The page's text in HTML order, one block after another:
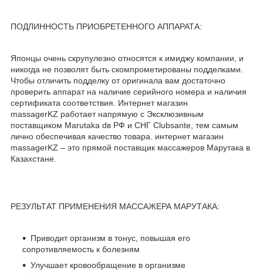
ПОДЛИННОСТЬ ПРИОБРЕТЕННОГО АППАРАТА:
Японцы очень скрупулезно относятся к имиджу компании, и
никогда не позволят быть скомпрометированы подделками.
Чтобы отличить подделку от оригинала вам достаточно
проверить аппарат на наличие серийного номера и наличия
сертификата соответствия. Интернет магазин
massagerKZ работает напрямую с Эксклюзивным
поставщиком Marutaka dв РФ и СНГ Clubsante, тем самым
лично обеспечивая качество товара. интернет магазин
massagerKZ – это прямой поставщик массажеров Марутака в
Казахстане.
РЕЗУЛЬТАТ ПРИМЕНЕНИЯ МАССАЖЕРА МАРУТАКА:
Приводит организм в тонус, повышая его
сопротивляемость к болезням
Улучшает кровообращение в организме